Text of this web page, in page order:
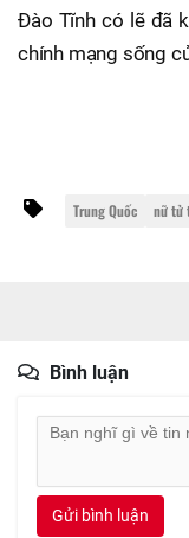
Đào Tĩnh có lẽ đã
chính mạng sống
Trung Quốc nữ tử
Bình luận
Gửi bình luận